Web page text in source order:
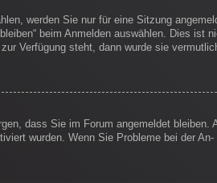
werden Sie nur für eine Sitzung
beim Anmelden auswählen. Dies ist
Verfügung steht, dann wurde sie
dass Sie im Forum angemeldet
wurden. Wenn Sie Probleme bei der